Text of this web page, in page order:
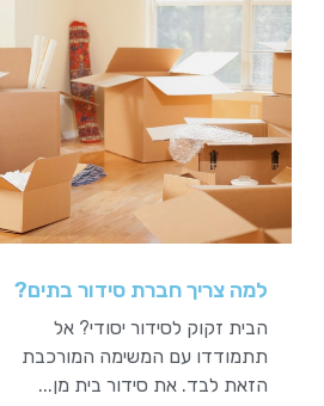
למה צריך חברת סידור בתים?
הבית זקוק לסידור יסודי? אל
תתמודדו עם המשימה המורכבת
הזאת לבד. את סידור בית מן...